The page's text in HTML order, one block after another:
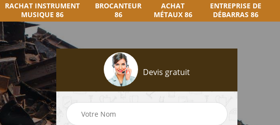
RACHAT INSTRUMENT
MUSIQUE 86
BROCANTEUR
86
ACHAT
MÉTAUX 86
ENTREPRISE DE
DÉBARRAS 86
Débarras
d'appartement 86
Brocanteur 86
Devis gratuit